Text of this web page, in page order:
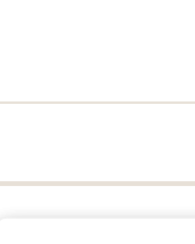
een groot
Résidence
van de skilift,
lopen. Je kunt
uitvalsbasis